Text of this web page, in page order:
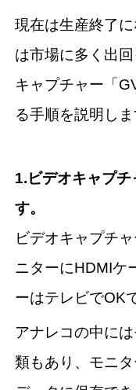
現在は生産終了
は市場に多く出
キャプチャー「
る手順を説明しま
1.ビデオキャプ
す。
ビデオキャプチ
ニターにHDMIケ
ーはテレビでOK
アナレコの中に
類もあり、モニ